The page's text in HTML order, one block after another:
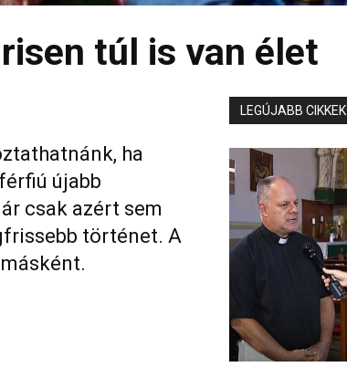
túl is van élet
ha
újabb
csak azért sem
történet. A
LEGÚJABB CIKKEK